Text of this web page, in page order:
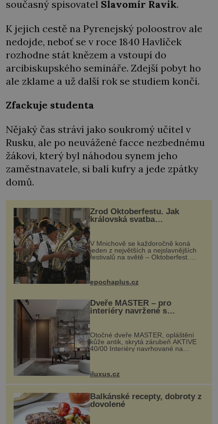
současný spisovatel Slavomír Ravik.
K jejich cestě na Pyrenejský poloostrov ale
nedojde, neboť se v roce 1840 Havlíček
rozhodne stát knězem a vstoupí do
arcibiskupského semináře. Zdejší pobyt ho
ale zklame a už další rok se studiem končí.
Zfackuje studenta
Nějaký čas stráví jako soukromý učitel v
Rusku, ale po neuvážené facce nezbednému
žákovi, který byl náhodou synem jeho
zaměstnavatele, si balí kufry a jede zpátky
domů.
Zrod Oktoberfestu. Jak
královská svatba
odstartovala největší pivní
festival světa
V Mnichově se každoročně koná
jeden z největších a nejslavnějších
festivalů na světě – Oktoberfest.
návštěvníků, kteří si vychutnávají
kultur...
epochaplus.cz
Dveře MASTER – pro
interiéry navržené s
rozumem i vášní!
Otočné dveře MASTER, opláštění
kůže antik, skrytá zárubeň AKTIVE
40/00 Interiéry navrhované na
zakázku často vyžadují atypické
rozměry nejen nábytku, ale i
dnes umož...
iluxus.cz
Balkánské recepty, dobroty z
dovolené